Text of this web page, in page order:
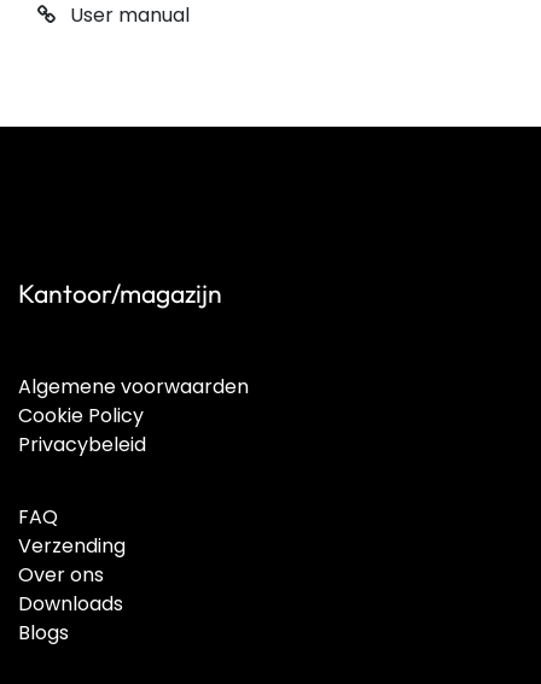
User manual
Kantoor/magazijn
Algemene voorwaarden
Cookie Policy
Privacybeleid
FAQ
Verzending
Over ons
Downloads
Blogs